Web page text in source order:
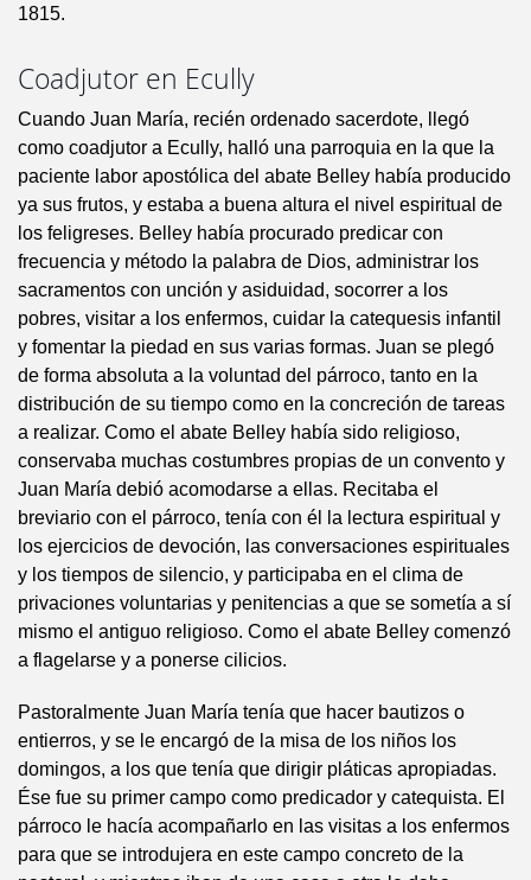
1815.
Coadjutor en Ecully
Cuando Juan María, recién ordenado sacerdote, llegó
como coadjutor a Ecully, halló una parroquia en la que la
paciente labor apostólica del abate Belley había producido
ya sus frutos, y estaba a buena altura el nivel espiritual de
los feligreses. Belley había procurado predicar con
frecuencia y método la palabra de Dios, administrar los
sacramentos con unción y asiduidad, socorrer a los
pobres, visitar a los enfermos, cuidar la catequesis infantil
y fomentar la piedad en sus varias formas. Juan se plegó
de forma absoluta a la voluntad del párroco, tanto en la
distribución de su tiempo como en la concreción de tareas
a realizar. Como el abate Belley había sido religioso,
conservaba muchas costumbres propias de un convento y
Juan María debió acomodarse a ellas. Recitaba el
breviario con el párroco, tenía con él la lectura espiritual y
los ejercicios de devoción, las conversaciones espirituales
y los tiempos de silencio, y participaba en el clima de
privaciones voluntarias y penitencias a que se sometía a sí
mismo el antiguo religioso. Como el abate Belley comenzó
a flagelarse y a ponerse cilicios.
Pastoralmente Juan María tenía que hacer bautizos o
entierros, y se le encargó de la misa de los niños los
domingos, a los que tenía que dirigir pláticas apropiadas.
Ése fue su primer campo como predicador y catequista. El
párroco le hacía acompañarlo en las visitas a los enfermos
para que se introdujera en este campo concreto de la